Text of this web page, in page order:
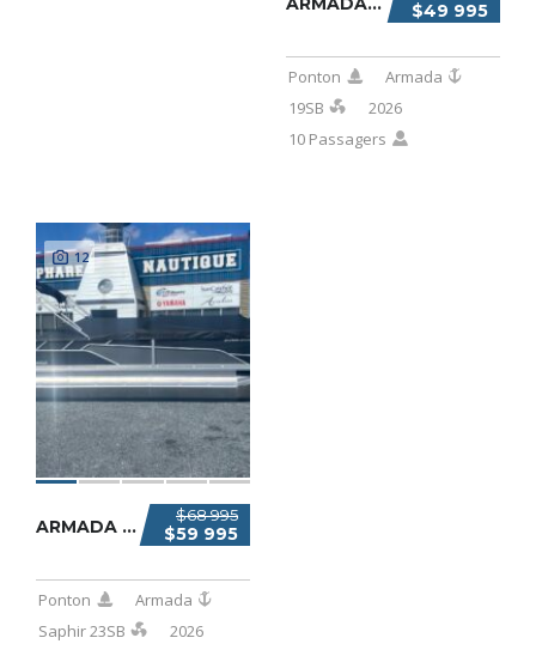
$49 995
Ponton
Armada
19SB
2026
10 Passagers
12
$68 995
$59 995
ARMADA SAPHIR 23SB 2026
Ponton
Armada
Saphir 23SB
2026